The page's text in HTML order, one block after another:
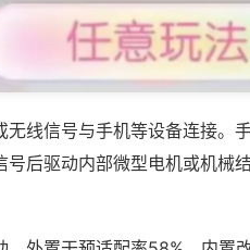
线信号与手机等设备连接。
后驱动内部微型电机或机械